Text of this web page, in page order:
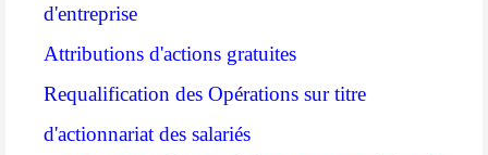
d'entreprise
Attributions d'actions gratuites
Requalification des Opérations sur titre
d'actionnariat des salariés